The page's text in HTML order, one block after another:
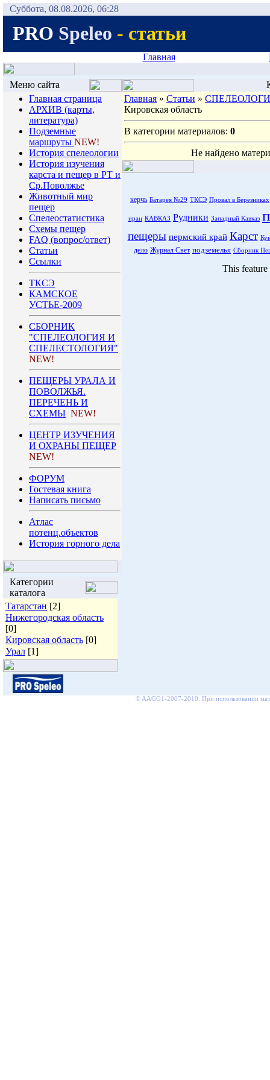
Суббота, 08.08.2026, 06:28
PRO Speleo - статьи
Главная
Меню сайта
Главная страница
АРХИВ (карты,
литература)
Подземные
маршруты NEW!
История спелеологии
Иcтория изучения
карста и пещер в РТ и
Ср.Поволжье
Животный мир
пещер
Спелеостатистика
Схемы пещер
FAQ (вопрос/ответ)
Статьи
Ссылки
ТКСЭ
КАМСКОЕ
УСТЬЕ-2009
СБОРНИК
"СПЕЛЕОЛОГИЯ И
СПЕЛЕСТОЛОГИЯ"
NEW!
ПЕЩЕРЫ УРАЛА И
ПОВОЛЖЬЯ.
ПЕРЕЧЕНЬ И
СХЕМЫ NEW!
ЦЕНТР ИЗУЧЕНИЯ
И ОХРАНЫ ПЕЩЕР
NEW!
ФОРУМ
Гостевая книга
Написать письмо
Атлас
потенц.объектов
История горного дела
Категории
каталога
Татарстан [2]
Нижегородская область
[0]
Кировская область [0]
Урал [1]
Главная » Статьи »
Кировская область
В категории материалов: 0
Не найдено
керчь Батарея №29 ТКСЭ Провал в Березниках
иран КАВКАЗ Рудники Западный Кавказ
пещеры пермский край Карст
дело Журнал Свет подземелья Сборник
This
© AAGG1-2007-2010. При использовании